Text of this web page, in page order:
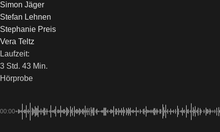
Simon Jäger
Stefan Lehnen
Stephanie Preis
Vera Teltz
Laufzeit:
3 Std. 43 Min.
Hörprobe
00:00